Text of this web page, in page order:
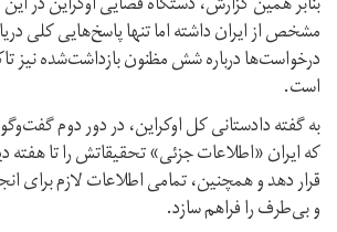
مشخص از ایران داشته اما تنها پاسخ‌هایی کلی
درخواست‌ها درباره شش مظنون بازداشت‌شده نیز
است.
به گفته دادستانی کل اوکراین، در دور دوم
که ایران «اطلاعات جزئی» تحقیقاتش را تا هفته
قرار دهد و همچنین، تمامی اطلاعات لازم برای
و بی‌طرف را فراهم سازد.